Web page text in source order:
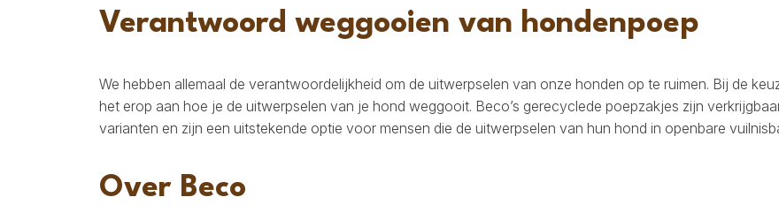
Verantwoord weggooien van hondenpoep
We hebben allemaal de verantwoordelijkheid om de uitwerpselen van onze honden op te ruimen. Bij de
het erop aan hoe je de uitwerpselen van je hond weggooit. Beco’s gerecyclede poepzakjes zijn
varianten en zijn een uitstekende optie voor mensen die de uitwerpselen van hun hond in openbare
Over Beco